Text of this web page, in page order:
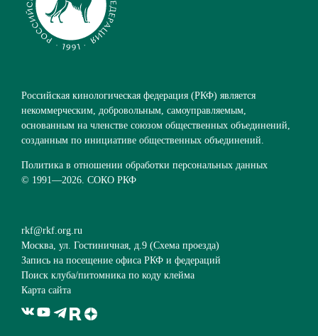
Российская кинологическая федерация (РКФ) является
некоммерческим, добровольным, самоуправляемым,
основанным на членстве союзом общественных объединений,
созданным по инициативе общественных объединений.
Политика в отношении обработки персональных данных
© 1991—2026. СОКО РКФ
rkf@rkf.org.ru
Москва, ул. Гостиничная, д.9 (Схема проезда)
Запись на посещение офиса РКФ и федераций
Поиск клуба/питомника по коду клейма
Карта сайта